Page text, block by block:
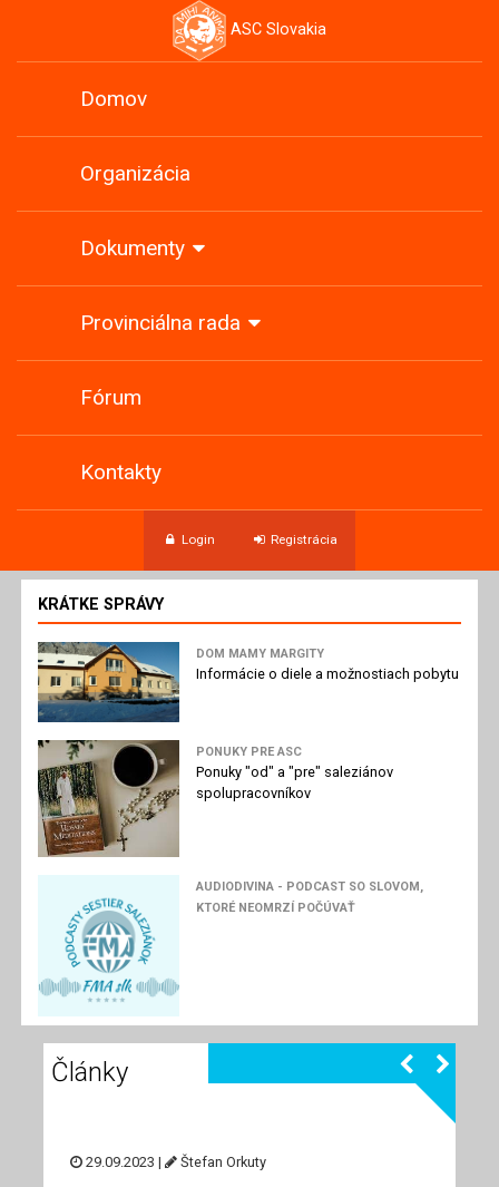
ASC Slovakia
Domov
Organizácia
Dokumenty
Provinciálna rada
Fórum
Kontakty
Login Registrácia
KRÁTKE SPRÁVY
DOM MAMY MARGITY
Informácie o diele a možnostiach pobytu
PONUKY PRE ASC
Ponuky "od" a "pre" saleziánov
spolupracovníkov
AUDIODIVINA - PODCAST SO SLOVOM,
KTORÉ NEOMRZÍ POČÚVAŤ
Články
29.09.2023 | Štefan Orkuty